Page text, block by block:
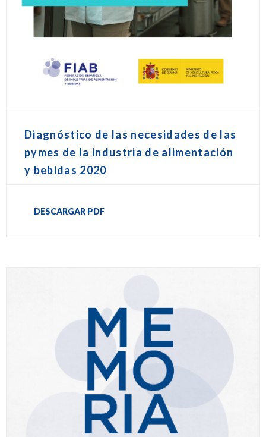
Diagnóstico de las necesidades de las
pymes de la industria de alimentación
y bebidas 2020
DESCARGAR PDF